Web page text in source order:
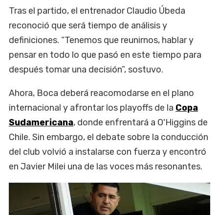
Tras el partido, el entrenador Claudio Úbeda
reconoció que será tiempo de análisis y
definiciones. “Tenemos que reunirnos, hablar y
pensar en todo lo que pasó en este tiempo para
después tomar una decisión”, sostuvo.
Ahora, Boca deberá reacomodarse en el plano
internacional y afrontar los playoffs de la Copa
Sudamericana, donde enfrentará a O'Higgins de
Chile. Sin embargo, el debate sobre la conducción
del club volvió a instalarse con fuerza y encontró
en Javier Milei una de las voces más resonantes.